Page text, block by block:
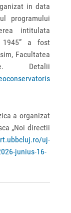
in data
programului
intitulata
1945” a fost
Facultatea
Detalii
a organizat
„Noi directii
uj-
junius-16-